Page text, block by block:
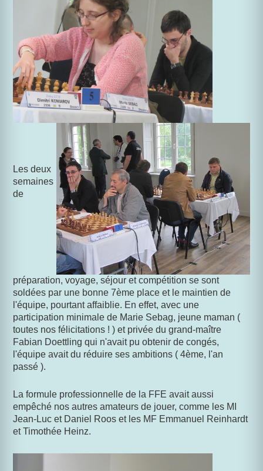
Les deux
semaines
de
préparation, voyage, séjour et compétition se sont
soldées par une bonne 7ème place et le maintien de
l'équipe, pourtant affaiblie. En effet, avec une
participation minimale de Marie Sebag, jeune maman (
toutes nos félicitations ! ) et privée du grand-maître
Fabian Doettling qui n'avait pu obtenir de congés,
l'équipe avait du réduire ses ambitions ( 4ème, l'an
passé ).
La formule professionnelle de la FFE avait aussi
empêché nos autres amateurs de jouer, comme les MI
Jean-Luc et Daniel Roos et les MF Emmanuel Reinhardt
et Timothée Heinz.